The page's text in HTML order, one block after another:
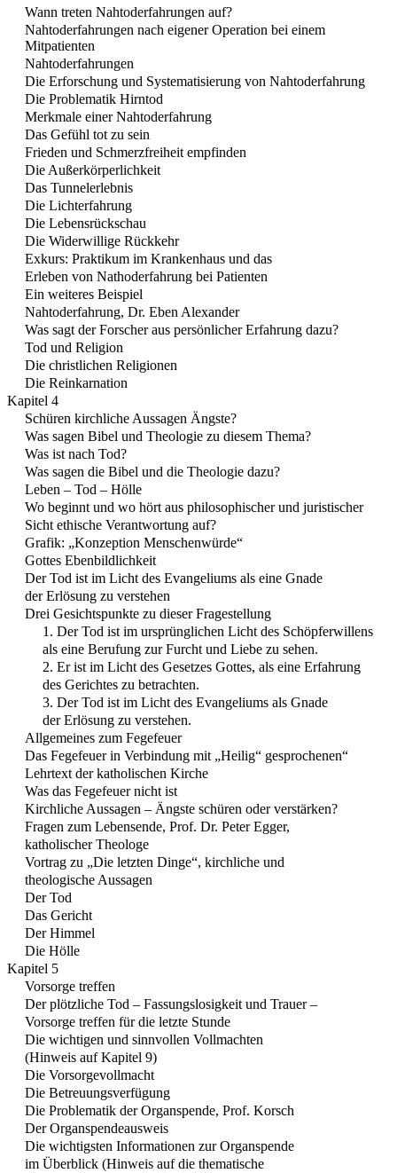
Wann treten Nahtoderfahrungen auf?
Nahtoderfahrungen nach eigener Operation bei einem
Mitpatienten
Nahtoderfahrungen
Die Erforschung und Systematisierung von Nahtoderfahrung
Die Problematik Hirntod
Merkmale einer Nahtoderfahrung
Das Gefühl tot zu sein
Frieden und Schmerzfreiheit empfinden
Die Außerkörperlichkeit
Das Tunnelerlebnis
Die Lichterfahrung
Die Lebensrückschau
Die Widerwillige Rückkehr
Exkurs: Praktikum im Krankenhaus und das
Erleben von Nathoderfahrung bei Patienten
Ein weiteres Beispiel
Nahtoderfahrung, Dr. Eben Alexander
Was sagt der Forscher aus persönlicher Erfahrung dazu?
Tod und Religion
Die christlichen Religionen
Die Reinkarnation
Kapitel 4
Schüren kirchliche Aussagen Ängste?
Was sagen Bibel und Theologie zu diesem Thema?
Was ist nach Tod?
Was sagen die Bibel und die Theologie dazu?
Leben – Tod – Hölle
Wo beginnt und wo hört aus philosophischer und juristischer
Sicht ethische Verantwortung auf?
Grafik: „Konzeption Menschenwürde“
Gottes Ebenbildlichkeit
Der Tod ist im Licht des Evangeliums als eine Gnade
der Erlösung zu verstehen
Drei Gesichtspunkte zu dieser Fragestellung
1. Der Tod ist im ursprünglichen Licht des Schöpferwillens
als eine Berufung zur Furcht und Liebe zu sehen.
2. Er ist im Licht des Gesetzes Gottes, als eine Erfahrung
des Gerichtes zu betrachten.
3. Der Tod ist im Licht des Evangeliums als Gnade
der Erlösung zu verstehen.
Allgemeines zum Fegefeuer
Das Fegefeuer in Verbindung mit „Heilig“ gesprochenen“
Lehrtext der katholischen Kirche
Was das Fegefeuer nicht ist
Kirchliche Aussagen – Ängste schüren oder verstärken?
Fragen zum Lebensende, Prof. Dr. Peter Egger,
katholischer Theologe
Vortrag zu „Die letzten Dinge“, kirchliche und
theologische Aussagen
Der Tod
Das Gericht
Der Himmel
Die Hölle
Kapitel 5
Vorsorge treffen
Der plötzliche Tod – Fassungslosigkeit und Trauer –
Vorsorge treffen für die letzte Stunde
Die wichtigen und sinnvollen Vollmachten
(Hinweis auf Kapitel 9)
Die Vorsorgevollmacht
Die Betreuungsverfügung
Die Problematik der Organspende, Prof. Korsch
Der Organspendeausweis
Die wichtigsten Informationen zur Organspende
im Überblick (Hinweis auf die thematische